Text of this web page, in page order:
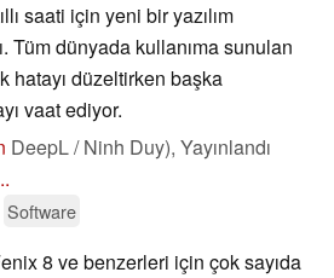
saati için yeni bir yazılım
Tüm dünyada kullanıma sunulan
hatayı düzeltirken başka
vaat ediyor.
DeepL / Ninh Duy), Yayınlandı
Software
8 ve benzerleri için çok sayıda